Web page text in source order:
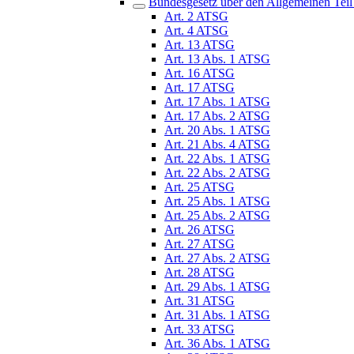
Art. 2 ATSG
Art. 4 ATSG
Art. 13 ATSG
Art. 13 Abs. 1 ATSG
Art. 16 ATSG
Art. 17 ATSG
Art. 17 Abs. 1 ATSG
Art. 17 Abs. 2 ATSG
Art. 20 Abs. 1 ATSG
Art. 21 Abs. 4 ATSG
Art. 22 Abs. 1 ATSG
Art. 22 Abs. 2 ATSG
Art. 25 ATSG
Art. 25 Abs. 1 ATSG
Art. 25 Abs. 2 ATSG
Art. 26 ATSG
Art. 27 ATSG
Art. 27 Abs. 2 ATSG
Art. 28 ATSG
Art. 29 Abs. 1 ATSG
Art. 31 ATSG
Art. 31 Abs. 1 ATSG
Art. 33 ATSG
Art. 36 Abs. 1 ATSG